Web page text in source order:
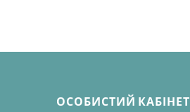
ОСОБИСТИЙ КАБІНЕТ